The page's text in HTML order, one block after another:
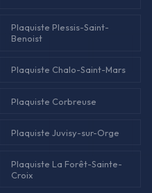
Plaquiste Plessis-Saint-
Benoist
Plaquiste Chalo-Saint-Mars
Plaquiste Corbreuse
Plaquiste Juvisy-sur-Orge
Plaquiste La Forêt-Sainte-
Croix